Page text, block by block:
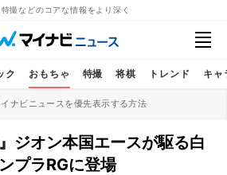
撮などのコアな情報をより深く
ク おもちゃ 特撮 将棋 トレンド キャ
ナビニュースを優先表示する方法
ジオン本国エースが駆る白
プラRGに登場